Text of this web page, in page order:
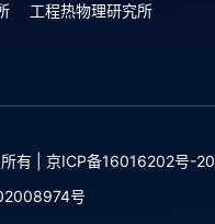
工程热物理研究所
有 | 京ICP备16016202号-20
号